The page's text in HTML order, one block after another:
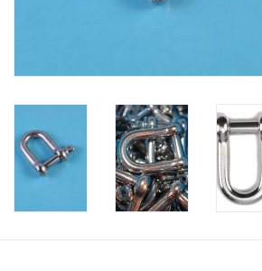
Rvs Staalkabel spanner
Staalkabel met coating